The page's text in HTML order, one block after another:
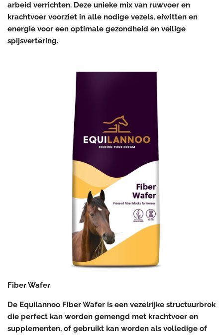
arbeid verrichten. Deze unieke mix van ruwvoer en
krachtvoer voorziet in alle nodige vezels, eiwitten en
energie voor een optimale gezondheid en veilige
spijsvertering.
Fiber Wafer
De Equilannoo Fiber Wafer is een vezelrijke structuurbrok
die perfect kan worden gemengd met krachtvoer en
supplementen, of gebruikt kan worden als volledige of